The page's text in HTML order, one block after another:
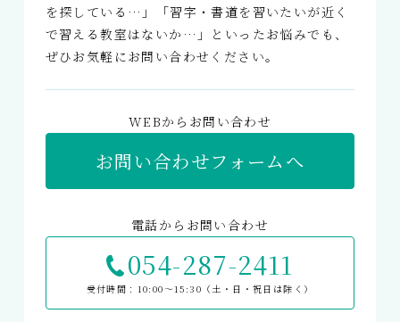
を探している…」「習字・書道を習いたいが近く
で習える教室はないか…」といったお悩みでも、
ぜひお気軽にお問い合わせください。
WEBからお問い合わせ
お問い合わせフォームへ
電話からお問い合わせ
054-287-2411
受付時間：10:00〜15:30（土・日・祝日は除く）